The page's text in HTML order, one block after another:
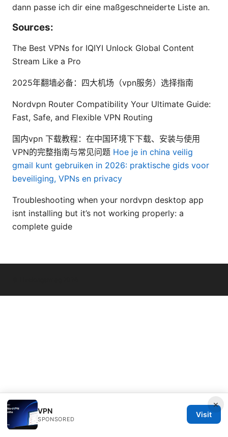
dann passe ich dir eine maßgeschneiderte Liste an.
Sources:
The Best VPNs for IQIYI Unlock Global Content
Stream Like a Pro
2025年翻墙必备：四大机场（vpn服务）选择指南
Nordvpn Router Compatibility Your Ultimate Guide:
Fast, Safe, and Flexible VPN Routing
国内vpn 下载教程：在中国环境下下载、安装与使用
VPN的完整指南与常见问题 Hoe je in china veilig
gmail kunt gebruiken in 2026: praktische gids voor
beveiliging, VPNs en privacy
Troubleshooting when your nordvpn desktop app
isnt installing but it’s not working properly: a
complete guide
×
VPN
SPONSORED
Visit